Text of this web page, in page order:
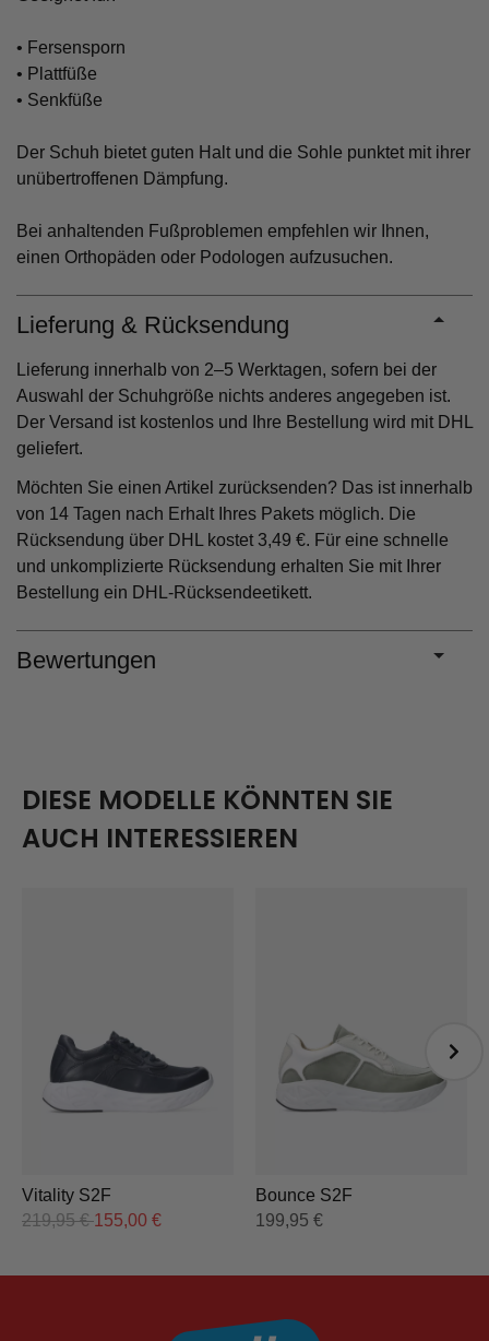
• Fersensporn
• Plattfüße
• Senkfüße
Der Schuh bietet guten Halt und die Sohle punktet mit ihrer
unübertroffenen Dämpfung.
Bei anhaltenden Fußproblemen empfehlen wir Ihnen,
einen Orthopäden oder Podologen aufzusuchen.
Lieferung & Rücksendung
Lieferung innerhalb von 2–5 Werktagen, sofern bei der
Auswahl der Schuhgröße nichts anderes angegeben ist.
Der Versand ist kostenlos und Ihre Bestellung wird mit DHL
geliefert.
Möchten Sie einen Artikel zurücksenden? Das ist innerhalb
von 14 Tagen nach Erhalt Ihres Pakets möglich. Die
Rücksendung über DHL kostet 3,49 €. Für eine schnelle
und unkomplizierte Rücksendung erhalten Sie mit Ihrer
Bestellung ein DHL-Rücksendeetikett.
Bewertungen
DIESE MODELLE KÖNNTEN SIE
AUCH INTERESSIEREN
Vitality S2F
219,95€ 155,00 €
Bounce S2F
199,95 €